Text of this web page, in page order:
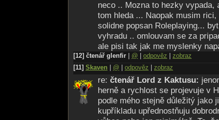
neco .. Mozna to hezky vypada,
tom hleda ... Naopak musim
solidne popsan Roleplaying...
vyhradu .. omlouvam se za
ale pisi tak jak me myslenky
[12] čtenář glenfir @ odpověz zobraz
[11] Skaven @ odpověz zobraz
re: čtenář Lord z Kaktusu:
herně a rychlost se projevuje v
podle mého stejně důležitý jako
kupříkladu upřednostňuju